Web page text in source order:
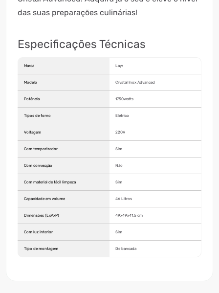
das suas preparações culinárias!
Especificações Técnicas
Marca Layr
Modelo Crystal Inox Advanced
Potência 1750watts
Tipos de forno Elétrico
Voltagem 220V
Com temporizador Sim
Com convecção Não
Com material de fácil limpeza Sim
Capacidade em volume 46 Litros
Dimensões (LxAxP) 49x49x41,5 cm
Com luz interior Sim
Tipo de montagem De bancada